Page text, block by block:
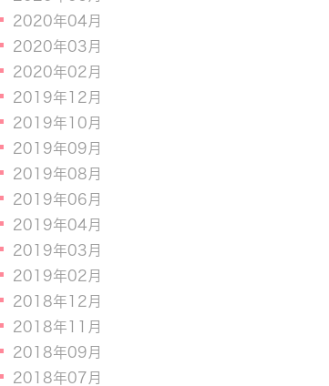
2020年04月
2020年03月
2020年02月
2019年12月
2019年10月
2019年09月
2019年08月
2019年06月
2019年04月
2019年03月
2019年02月
2018年12月
2018年11月
2018年09月
2018年07月